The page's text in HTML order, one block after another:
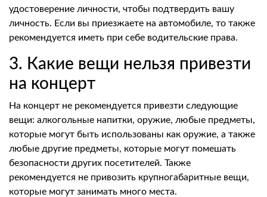
удостоверение личности, чтобы подтвердить вашу
личность. Если вы приезжаете на автомобиле, то также
рекомендуется иметь при себе водительские права.
3. Какие вещи нельзя привезти
на концерт
На концерт не рекомендуется привезти следующие
вещи: алкогольные напитки, оружие, любые предметы,
которые могут быть использованы как оружие, а также
любые другие предметы, которые могут помешать
безопасности других посетителей. Также
рекомендуется не привозить крупногабаритные вещи,
которые могут занимать много места.